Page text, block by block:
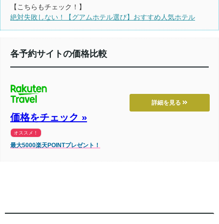
【こちらもチェック！】
絶対失敗しない！【グアムホテル選び】おすすめ人気ホテル
各予約サイトの価格比較
詳細を見る
価格をチェック »
オススメ！
最大5000楽天POINTプレゼント！